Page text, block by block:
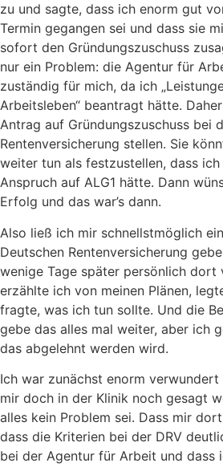
zu und sagte, dass ich enorm gut
Termin gegangen sei und dass sie
sofort den Gründungszuschuss
nur ein Problem: die Agentur für
zuständig für mich, da ich
Arbeitsleben“ beantragt hätte.
Antrag auf Gründungszuschuss bei
Rentenversicherung stellen. Sie
weiter tun als festzustellen, dass
Anspruch auf ALG1 hätte. Dann
Erfolg und das war’s dann.
Also ließ ich mir schnellstmöglich
Deutschen Rentenversicherung
wenige Tage später persönlich
erzählte ich von meinen Plänen,
fragte, was ich tun sollte. Und die
gebe das alles mal weiter, aber ich
das abgelehnt werden wird.
Ich war zunächst enorm
mir doch in der Klinik noch gesagt
alles kein Problem sei. Dass mir
dass die Kriterien bei der DRV
bei der Agentur für Arbeit und dass